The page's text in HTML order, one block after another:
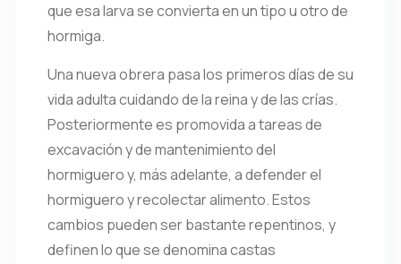
que esa larva se convierta en un tipo u otro de
hormiga.
Una nueva obrera pasa los primeros días de su
vida adulta cuidando de la reina y de las crías.
Posteriormente es promovida a tareas de
excavación y de mantenimiento del
hormiguero y, más adelante, a defender el
hormiguero y recolectar alimento. Estos
cambios pueden ser bastante repentinos, y
definen lo que se denomina castas